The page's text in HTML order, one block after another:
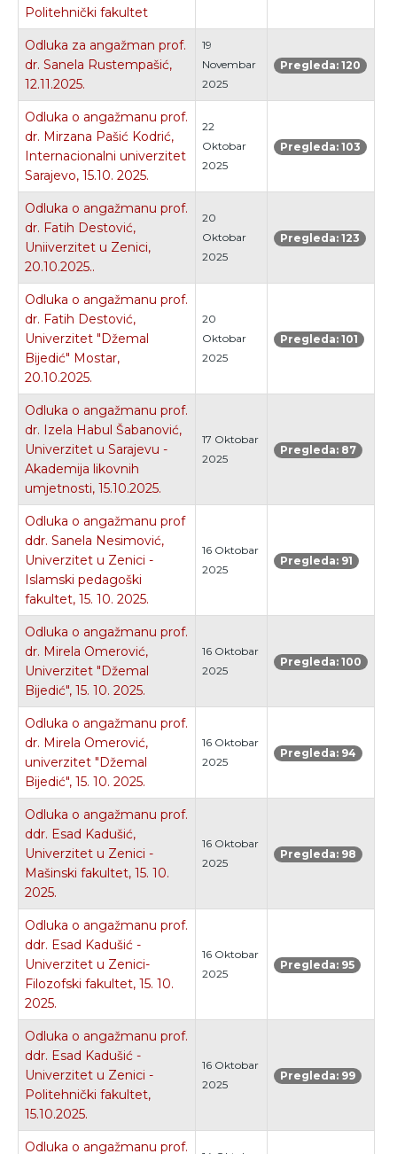
Politehnički fakultet
Odluka za angažman prof.
dr. Sanela Rustempašić,
12.11.2025.
19
Novembar
2025
Pregleda: 120
Odluka o angažmanu prof.
dr. Mirzana Pašić Kodrić,
Internacionalni univerzitet
Sarajevo, 15.10. 2025.
22
Oktobar
2025
Pregleda: 103
Odluka o angažmanu prof.
dr. Fatih Destović,
Uniiverzitet u Zenici,
20.10.2025..
20
Oktobar
2025
Pregleda: 123
Odluka o angažmanu prof.
dr. Fatih Destović,
Univerzitet "Džemal
Bijedić" Mostar,
20.10.2025.
20
Oktobar
2025
Pregleda: 101
Odluka o angažmanu prof.
dr. Izela Habul Šabanović,
Univerzitet u Sarajevu -
Akademija likovnih
umjetnosti, 15.10.2025.
17 Oktobar
2025
Pregleda: 87
Odluka o angažmanu prof
ddr. Sanela Nesimović,
Univerzitet u Zenici -
Islamski pedagoški
fakultet, 15. 10. 2025.
16 Oktobar
2025
Pregleda: 91
Odluka o angažmanu prof.
dr. Mirela Omerović,
Univerzitet "Džemal
Bijedić", 15. 10. 2025.
16 Oktobar
2025
Pregleda: 100
Odluka o angažmanu prof.
dr. Mirela Omerović,
univerzitet "Džemal
Bijedić", 15. 10. 2025.
16 Oktobar
2025
Pregleda: 94
Odluka o angažmanu prof.
ddr. Esad Kadušić,
Univerzitet u Zenici -
Mašinski fakultet, 15. 10.
2025.
16 Oktobar
2025
Pregleda: 98
Odluka o angažmanu prof.
ddr. Esad Kadušić -
Univerzitet u Zenici-
Filozofski fakultet, 15. 10.
2025.
16 Oktobar
2025
Pregleda: 95
Odluka o angažmanu prof.
ddr. Esad Kadušić -
Univerzitet u Zenici -
Politehnički fakultet,
15.10.2025.
16 Oktobar
2025
Pregleda: 99
Odluka o angažmanu prof.